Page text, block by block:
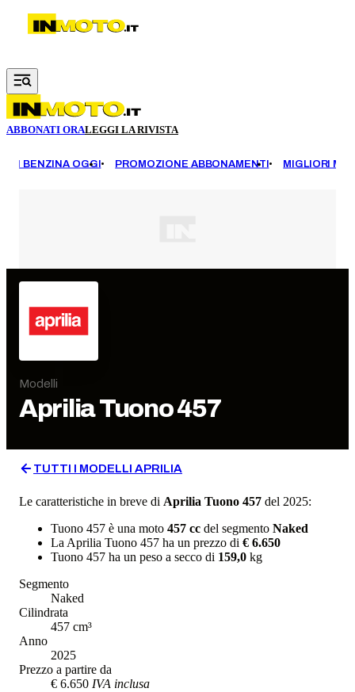
Vai al contenuto principale
ABBONATI ORALEGGI LA RIVISTA
BENZINA OGGI PROMOZIONE ABBONAMENTI MIGLIORI
Modelli
ApriliaTuono 457
TUTTI I MODELLI APRILIA
Le caratteristiche in breve di Aprilia Tuono 457 del 2025:
Tuono 457 è una moto 457 cc del segmento Naked
La Aprilia Tuono 457 ha un prezzo di € 6.650
Tuono 457 ha un peso a secco di 159,0 kg
Segmento
Naked
Cilindrata
457 cm³
Anno
2025
Prezzo a partire da
€ 6.650 IVA inclusa